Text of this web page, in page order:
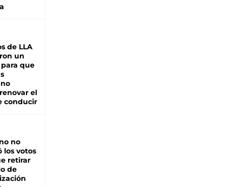
de LLA
un
que
el
conducir
no
los votos
retirar
de